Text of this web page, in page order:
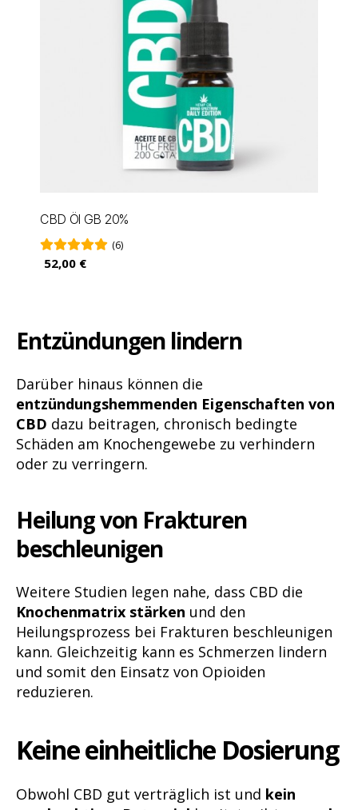
CBD Öl GB 20%
(6)
52,00 €
Entzündungen lindern
Darüber hinaus können die
entzündungshemmenden Eigenschaften von
CBD dazu beitragen, chronisch bedingte
Schäden am Knochengewebe zu verhindern
oder zu verringern.
Heilung von Frakturen
beschleunigen
Weitere Studien legen nahe, dass CBD die
Knochenmatrix stärken und den
Heilungsprozess bei Frakturen beschleunigen
kann. Gleichzeitig kann es Schmerzen lindern
und somit den Einsatz von Opioiden
reduzieren.
Keine einheitliche Dosierung
Obwohl CBD gut verträglich ist und kein